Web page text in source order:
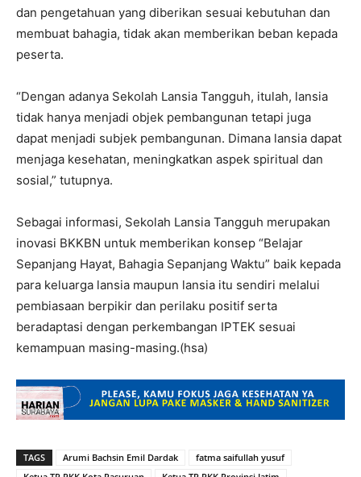
dan pengetahuan yang diberikan sesuai kebutuhan dan
membuat bahagia, tidak akan memberikan beban kepada
peserta.
“Dengan adanya Sekolah Lansia Tangguh, itulah, lansia
tidak hanya menjadi objek pembangunan tetapi juga
dapat menjadi subjek pembangunan. Dimana lansia dapat
menjaga kesehatan, meningkatkan aspek spiritual dan
sosial,” tutupnya.
Sebagai informasi, Sekolah Lansia Tangguh merupakan
inovasi BKKBN untuk memberikan konsep “Belajar
Sepanjang Hayat, Bahagia Sepanjang Waktu” baik kepada
para keluarga lansia maupun lansia itu sendiri melalui
pembiasaan berpikir dan perilaku positif serta
beradaptasi dengan perkembangan IPTEK sesuai
kemampuan masing-masing.(hsa)
TAGS Arumi Bachsin Emil Dardak
fatma saifullah yusuf